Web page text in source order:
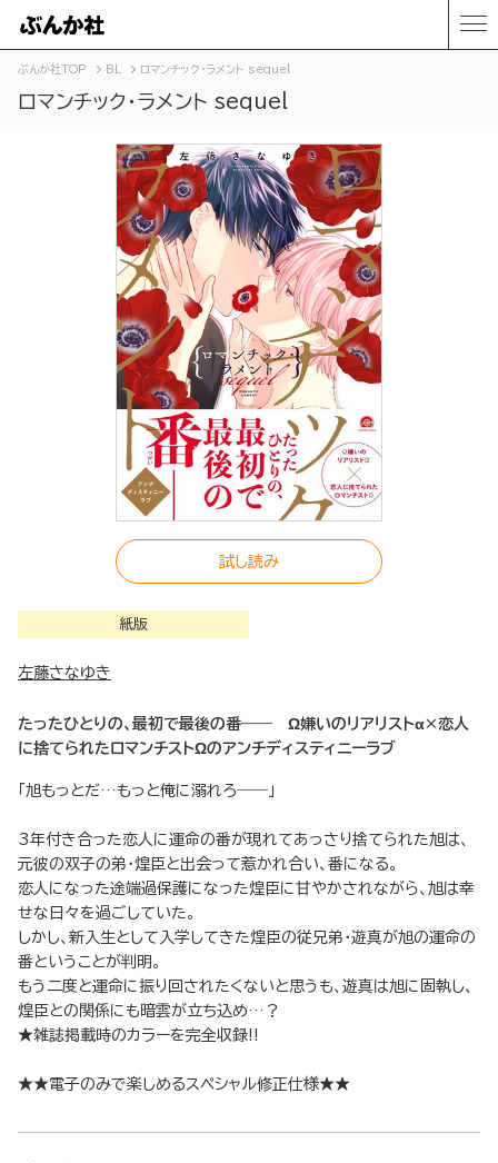
ぶんか社TOP BL ロマンチック・ラメント sequel
ロマンチック・ラメント sequel
試し読み
紙版
左藤さなゆき
たったひとりの、最初で最後の番―― Ω嫌いのリアリストα×恋人
に捨てられたロマンチストΩのアンチディスティニーラブ
「旭もっとだ…もっと俺に溺れろ――」
3年付き合った恋人に運命の番が現れてあっさり捨てられた旭は、
元彼の双子の弟・煌臣と出会って惹かれ合い、番になる。
恋人になった途端過保護になった煌臣に甘やかされながら、旭は幸
せな日々を過ごしていた。
しかし、新入生として入学してきた煌臣の従兄弟・遊真が旭の運命の
番ということが判明。
もう二度と運命に振り回されたくないと思うも、遊真は旭に固執し、
煌臣との関係にも暗雲が立ち込め…？
★雑誌掲載時のカラーを完全収録!!
★★電子のみで楽しめるスペシャル修正仕様★★